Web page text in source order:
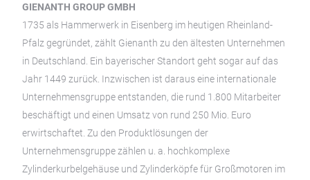
GIENANTH GROUP GMBH
1735 als Hammerwerk in Eisenberg im heutigen Rheinland-
Pfalz gegründet, zählt Gienanth zu den ältesten Unternehmen
in Deutschland. Ein bayerischer Standort geht sogar auf das
Jahr 1449 zurück. Inzwischen ist daraus eine internationale
Unternehmensgruppe entstanden, die rund 1.800 Mitarbeiter
beschäftigt und einen Umsatz von rund 250 Mio. Euro
erwirtschaftet. Zu den Produktlösungen der
Unternehmensgruppe zählen u. a. hochkomplexe
Zylinderkurbelgehäuse und Zylinderköpfe für Großmotoren im